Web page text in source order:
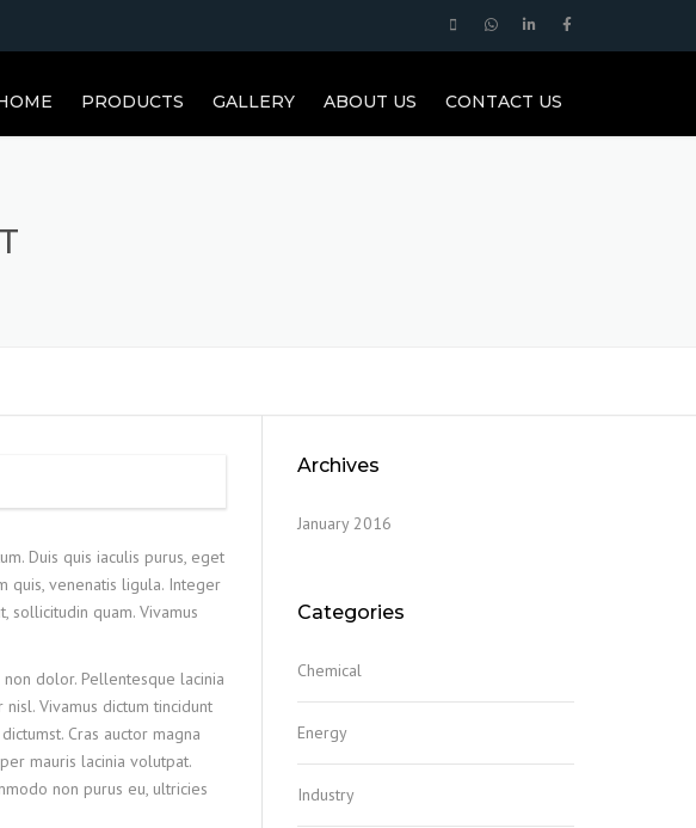
PRODUCTS GALLERY ABOUT US CONTACT US
Duis quis iaculis purus, eget
quis, venenatis ligula. Integer
sollicitudin quam. Vivamus
dolor. Pellentesque lacinia
Vivamus dictum tincidunt
Cras auctor magna
mauris lacinia volutpat.
non purus eu, ultricies
Archives
January 2016
Categories
Chemical
Energy
Industry